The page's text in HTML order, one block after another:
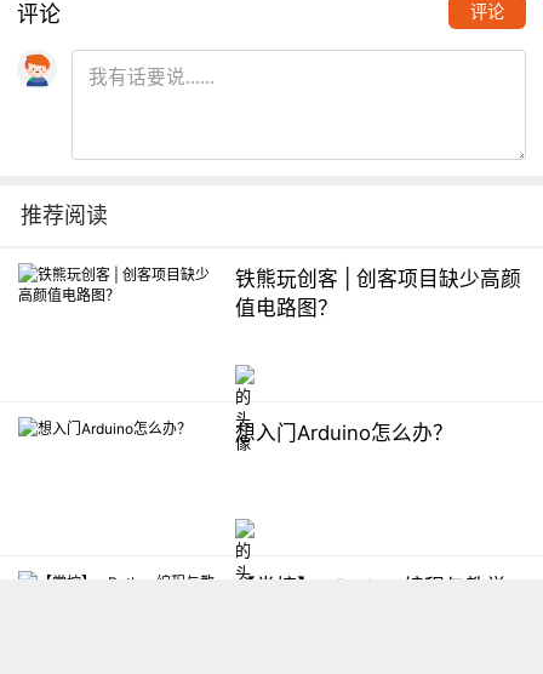
评论 评论
推荐阅读
铁熊玩创客 | 创客项目缺少高颜
值电路图？
想入门Arduino怎么办？
【掌控】mPython编程与教学